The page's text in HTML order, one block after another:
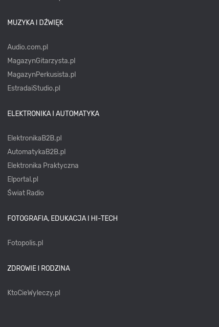
MUZYKA I DŹWIĘK
Audio.com.pl
MagazynGitarzysta.pl
MagazynPerkusista.pl
EstradaiStudio.pl
ELEKTRONIKA I AUTOMATYKA
ElektronikaB2B.pl
AutomatykaB2B.pl
Elektronika Praktyczna
Elportal.pl
Świat Radio
FOTOGRAFIA, EDUKACJA I HI-TECH
Fotopolis.pl
ZDROWIE I RODZINA
KtoCieWyleczy.pl